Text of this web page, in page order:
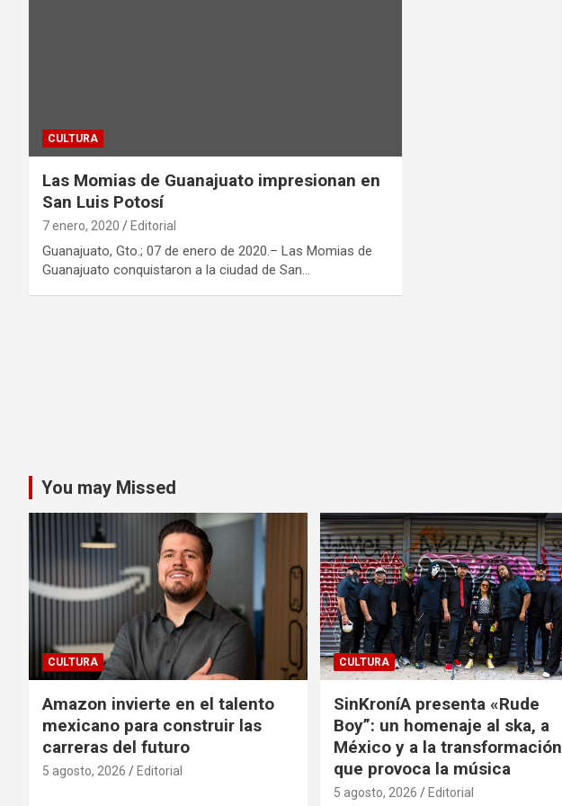
CULTURA
Las Momias de Guanajuato impresionan en
San Luis Potosí
7 enero, 2020 Editorial
Guanajuato, Gto.; 07 de enero de 2020.– Las Momias de
Guanajuato conquistaron a la ciudad de San…
You may Missed
CULTURA
Amazon invierte en el talento
mexicano para construir las
carreras del futuro
5 agosto, 2026 Editorial
CULTURA
SinKroníA presenta «Rude
Boy”: un homenaje al ska, a
México y a la transformación
que provoca la música
5 agosto, 2026 Editorial